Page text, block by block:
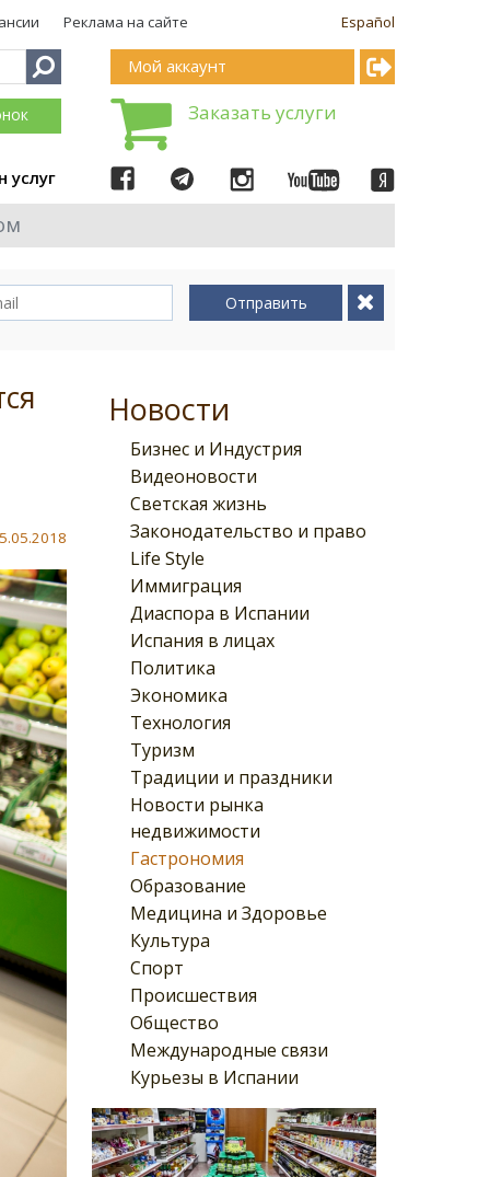
Español
Реклама на сайте
услуг
Мой аккаунт
Заказать услуги
Отправить
Новости
Бизнес и Индустрия
Видеоновости
Светская жизнь
Законодательство и право
Life Style
Иммиграция
Диаспора в Испании
Испания в лицах
Политика
Экономика
Технология
Туризм
Традиции и праздники
Новости рынка
недвижимости
Гастрономия
Образование
Медицина и Здоровье
Культура
Спорт
Происшествия
Общество
Международные связи
Курьезы в Испании